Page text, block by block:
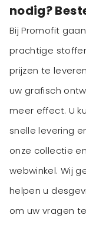
nodig?
Bij Promofit
prachtige
prijzen te
uw grafisch
meer effect. U
snelle levering
onze collectie
webwinkel. Wij
helpen u
om uw vragen